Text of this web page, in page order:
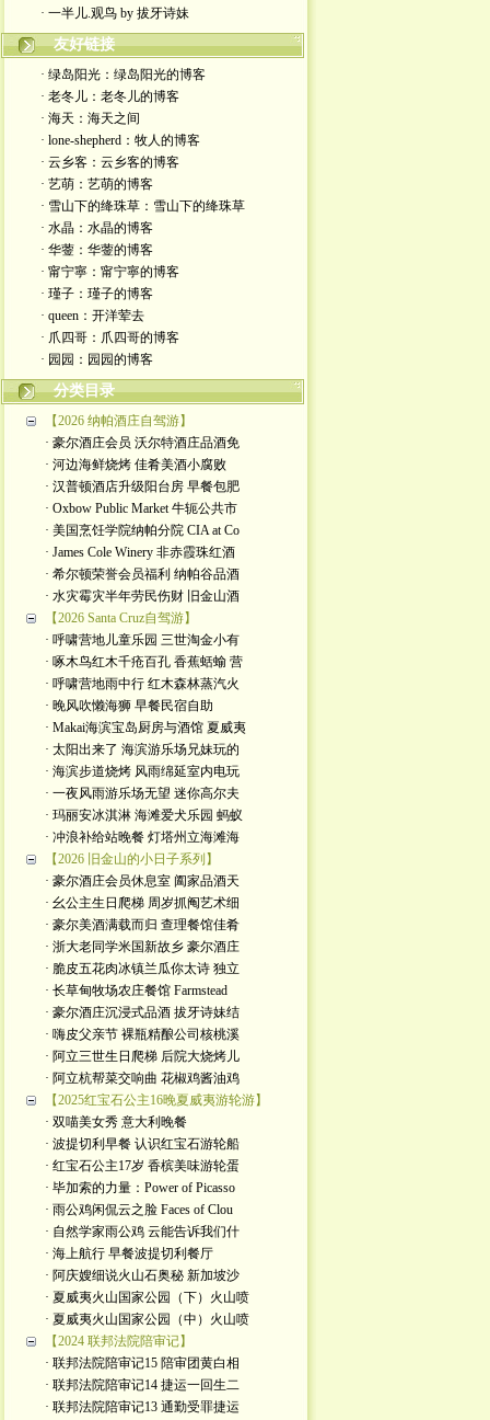
· 一半儿.观鸟 by 拔牙诗妹
友好链接
· 绿岛阳光：绿岛阳光的博客
· 老冬儿：老冬儿的博客
· 海天：海天之间
· lone-shepherd：牧人的博客
· 云乡客：云乡客的博客
· 艺萌：艺萌的博客
· 雪山下的绛珠草：雪山下的绛珠草
· 水晶：水晶的博客
· 华蓥：华蓥的博客
· 甯宁寧：甯宁寧的博客
· 瑾子：瑾子的博客
· queen：开洋荤去
· 爪四哥：爪四哥的博客
· 园园：园园的博客
分类目录
【2026 纳帕酒庄自驾游】
· 豪尔酒庄会员 沃尔特酒庄品酒免
· 河边海鲜烧烤 佳肴美酒小腐败
· 汉普顿酒店升级阳台房 早餐包肥
· Oxbow Public Market 牛轭公共市
· 美国烹饪学院纳帕分院 CIA at Co
· James Cole Winery 非赤霞珠红酒
· 希尔顿荣誉会员福利 纳帕谷品酒
· 水灾霉灾半年劳民伤财 旧金山酒
【2026 Santa Cruz自驾游】
· 呼啸营地儿童乐园 三世淘金小有
· 啄木鸟红木千疮百孔 香蕉蛞蝓 营
· 呼啸营地雨中行 红木森林蒸汽火
· 晚风吹懒海狮 早餐民宿自助
· Makai海滨宝岛厨房与酒馆 夏威夷
· 太阳出来了 海滨游乐场兄妹玩的
· 海滨步道烧烤 风雨绵延室内电玩
· 一夜风雨游乐场无望 迷你高尔夫
· 玛丽安冰淇淋 海滩爱犬乐园 蚂蚁
· 冲浪补给站晚餐 灯塔州立海滩海
【2026 旧金山的小日子系列】
· 豪尔酒庄会员休息室 阖家品酒天
· 幺公主生日爬梯 周岁抓阄艺术细
· 豪尔美酒满载而归 查理餐馆佳肴
· 浙大老同学米国新故乡 豪尔酒庄
· 脆皮五花肉冰镇兰瓜你太诗 独立
· 长草甸牧场农庄餐馆 Farmstead
· 豪尔酒庄沉浸式品酒 拔牙诗妹结
· 嗨皮父亲节 裸瓶精酿公司核桃溪
· 阿立三世生日爬梯 后院大烧烤儿
· 阿立杭帮菜交响曲 花椒鸡酱油鸡
【2025红宝石公主16晚夏威夷游轮游】
· 双喵美女秀 意大利晚餐
· 波提切利早餐 认识红宝石游轮船
· 红宝石公主17岁 香槟美味游轮蛋
· 毕加索的力量：Power of Picasso
· 雨公鸡闲侃云之脸 Faces of Clou
· 自然学家雨公鸡 云能告诉我们什
· 海上航行 早餐波提切利餐厅
· 阿庆嫂细说火山石奥秘 新加坡沙
· 夏威夷火山国家公园（下）火山喷
· 夏威夷火山国家公园（中）火山喷
【2024 联邦法院陪审记】
· 联邦法院陪审记15 陪审团黄白相
· 联邦法院陪审记14 捷运一回生二
· 联邦法院陪审记13 通勤受罪捷运